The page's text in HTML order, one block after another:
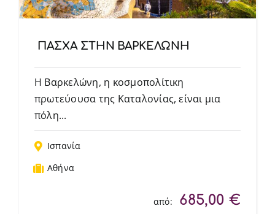
ΠΑΣΧΑ ΣΤΗΝ ΒΑΡΚΕΛΩΝΗ
Η Βαρκελώνη, η κοσμοπολίτικη
πρωτεύουσα της Καταλονίας, είναι μια
πόλη...
Ισπανία
Αθήνα
από: 685,00 €